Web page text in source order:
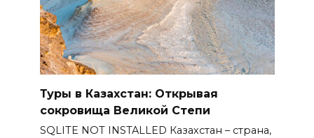
Туры в Казахстан: Открывая
сокровища Великой Степи
SQLITE NOT INSTALLED Казахстан – страна,